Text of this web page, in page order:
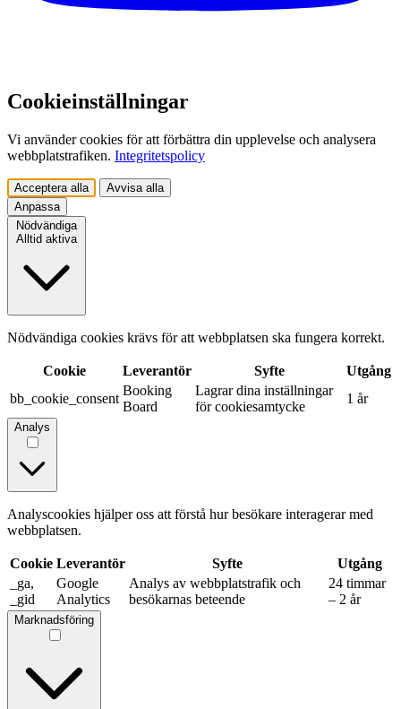
Cookieinställningar
Vi använder cookies för att förbättra din upplevelse och analysera
webbplatstrafiken. Integritetspolicy
Acceptera alla
Avvisa alla
Anpassa
Nödvändiga
Alltid aktiva
Nödvändiga cookies krävs för att webbplatsen ska fungera korrekt.
Cookie Leverantör Syfte
Utgång
bb_cookie_consent
Booking
Board
Lagrar dina inställningar
för cookiesamtycke
1 år
Analys
Analyscookies hjälper oss att förstå hur besökare interagerar med
webbplatsen.
Cookie Leverantör Syfte
Utgång
_ga,
_gid
Google
Analytics
Analys av webbplatstrafik och
besökarnas beteende
24 timmar
– 2 år
Marknadsföring